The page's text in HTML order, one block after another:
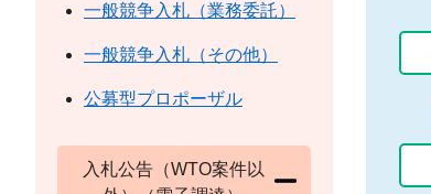
一般競争入札（業務委託）
一般競争入札（その他）
公募型プロポーザル
入札公告（WTO案件以